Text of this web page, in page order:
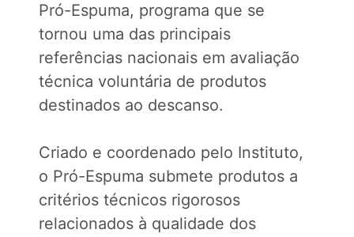
Pró-Espuma, programa que se
tornou uma das principais
referências nacionais em avaliação
técnica voluntária de produtos
destinados ao descanso.
Criado e coordenado pelo Instituto,
o Pró-Espuma submete produtos a
critérios técnicos rigorosos
relacionados à qualidade dos